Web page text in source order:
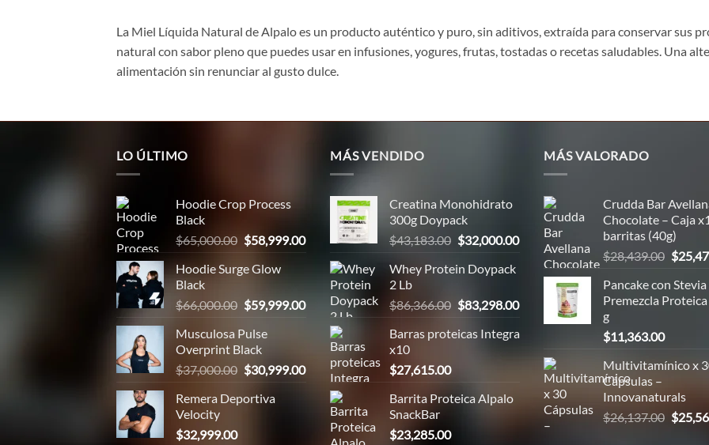
La Miel Líquida Natural de Alpalo es un producto auténtico y puro, sin aditivos, extraída para conservar sus
natural con sabor pleno que puedes usar en infusiones, yogures, frutas, tostadas o recetas saludables. Una
alimentación sin renunciar al gusto dulce.
LO ÚLTIMO
Hoodie Crop Process
Black
$65,000.00 El
original
$65,000.00.
$58,999.00El
actual
$58,999.00.
Hoodie Surge Glow
Black
$66,000.00 El
original
era:
$66,000.00.
$59,999.00El
precio
actual
$59,999.00.
Musculosa Pulse
Overprint Black
$37,000.00 El
precio
original
$30,999.00El
precio
actual
$30,999.00.
Remera Deportiva
Velocity
$32,999.00
MÁS VENDIDO
Creatina Monohidrato
300g Doypack
$43,183.00 El
original
$43,183.00.
$32,000.00El
precio
actual
$32,000.00.
Whey Protein Doypack
2 Lb
$86,366.00 El
original
$83,298.00El
precio
actual
$83,298.00.
Barras proteicas Integra
x10
$27,615.00
Barrita Proteica Alpalo
SnackBar
$23,285.00
MÁS VALORADO
Crudda Bar
Chocolate – Caja
barritas (40g)
$28,439.00 El
era:
$
Pancake con Stevia
Premezcla
g
$11,363.00
Multivitamínico x
Cápsulas –
Innovanaturals
$26,137.00 El
$